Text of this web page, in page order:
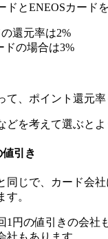
ドとENEOSカード
還元率は2%
ドの場合は3%
て、ポイント還元率
どを考えて選ぶとよ
引き
同じで、カード会
す。
1円の値引きの会社